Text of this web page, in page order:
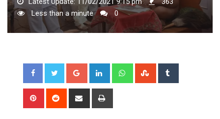
Less than a minute
0
Google+ LinkedIn WhatsappStumbleUpon
Pinterest Reddit
Share